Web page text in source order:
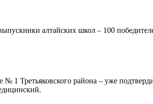
алтайских школ – 100
№ 1 Третьяковского района – уже